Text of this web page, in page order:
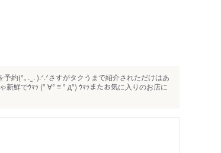
約(ᐢ꜆ . ̫ . ).ᐟ.ᐟさすがタクうまで紹介されただけはあ
鮮でｳﾏｯ (° ∀° ≡ ° д°) ｳﾏｯまたお気に入りのお店に